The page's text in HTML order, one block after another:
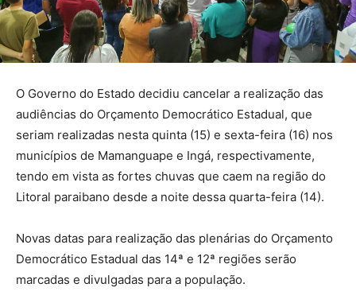
O Governo do Estado decidiu cancelar a realização das
audiências do Orçamento Democrático Estadual, que
seriam realizadas nesta quinta (15) e sexta-feira (16) nos
municípios de Mamanguape e Ingá, respectivamente,
tendo em vista as fortes chuvas que caem na região do
Litoral paraibano desde a noite dessa quarta-feira (14).
Novas datas para realização das plenárias do Orçamento
Democrático Estadual das 14ª e 12ª regiões serão
marcadas e divulgadas para a população.